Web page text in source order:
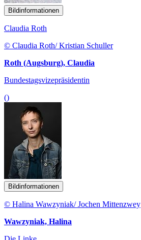
Bildinformationen
Claudia Roth
© Claudia Roth/ Kristian Schuller
Roth (Augsburg), Claudia
Bundestagsvizepräsidentin
()
Bildinformationen
© Halina Wawzyniak/ Jochen Mittenzwey
Wawzyniak, Halina